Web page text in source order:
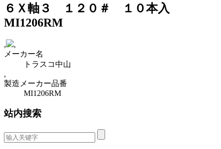
６Ｘ軸３ １２０＃ １０本入
MI1206RM
,
,
メーカー名
トラスコ中山
,
製造メーカー品番
MI1206RM
站内搜索